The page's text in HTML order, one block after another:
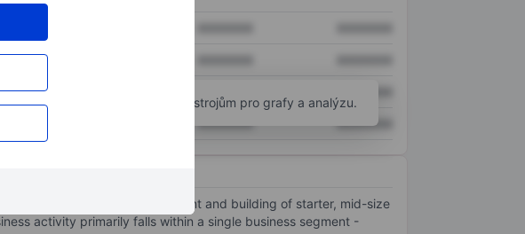
XXXXXXX XXXXXXX
získejte přístup k pokročilým nástrojům pro grafy a analýzu.
activities are the development and building of starter, mid-size
activity primarily falls within a single business segment -